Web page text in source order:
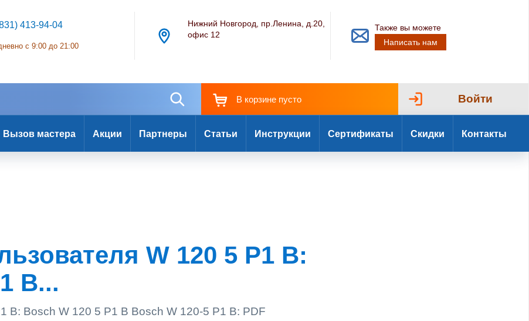
413-94-04
с 9:00 до 21:00
Нижний Новгород, пр.Ленина, д.20,
офис 12
Также вы можете
Написать нам
В корзине пусто Войти
Вызов мастера Акции Партнеры Статьи Инструкции Сертификаты Скидки Контакты
W 120 5 P1 B:
B...
B: Bosch W 120 5 P1 B Bosch W 120-5 P1 B: PDF